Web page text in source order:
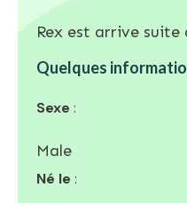
Rex est arrive suite
Quelques
Sexe :
Male
Né le :